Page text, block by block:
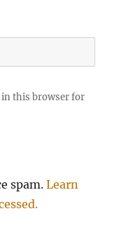
in this browser for
spam.Learn